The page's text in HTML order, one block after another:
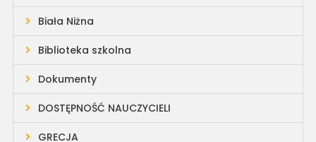
Biała Niżna
Biblioteka szkolna
Dokumenty
DOSTĘPNOŚĆ NAUCZYCIELI
GRECJA